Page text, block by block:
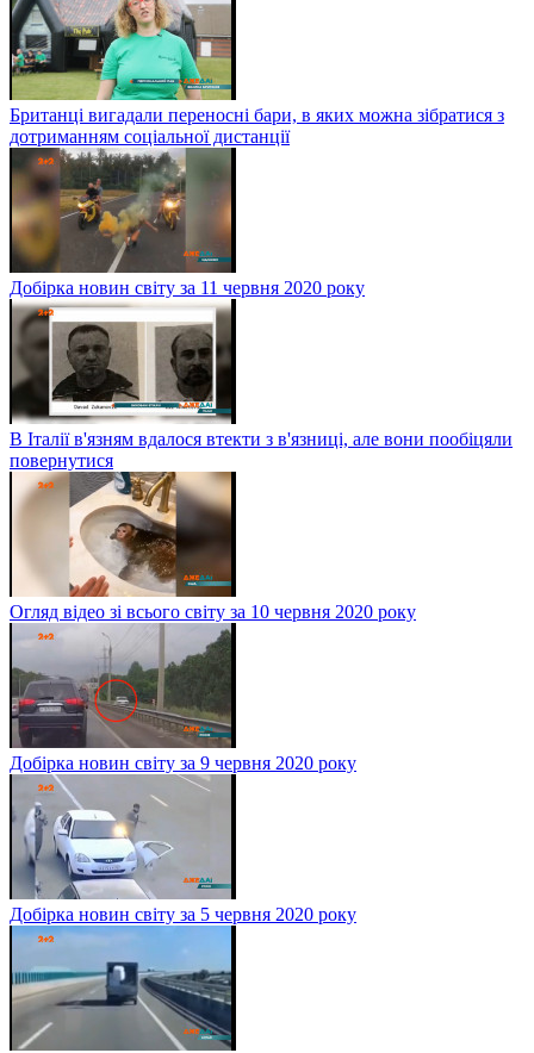
Британці вигадали переносні бари, в яких можна зібратися з
дотриманням соціальної дистанції
Добірка новин світу за 11 червня 2020 року
В Італії в'язням вдалося втекти з в'язниці, але вони пообіцяли
повернутися
Огляд відео зі всього світу за 10 червня 2020 року
Добірка новин світу за 9 червня 2020 року
Добірка новин світу за 5 червня 2020 року